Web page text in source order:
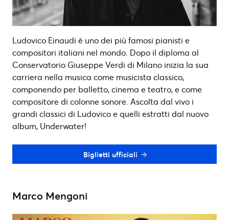
Ludovico Einaudi è uno dei più famosi pianisti e
compositori italiani nel mondo. Dopo il diploma al
Conservatorio Giuseppe Verdi di Milano inizia la sua
carriera nella musica come musicista classico,
componendo per balletto, cinema e teatro, e come
compositore di colonne sonore. Ascolta dal vivo i
grandi classici di Ludovico e quelli estratti dal nuovo
album, Underwater!
Biglietti ufficiali
Marco Mengoni